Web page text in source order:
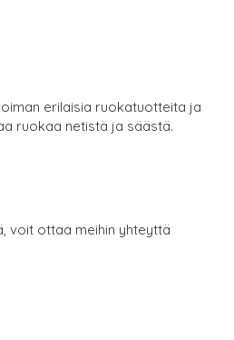
erilaisia ruokatuotteita ja
ruokaa netistä ja säästä.
voit ottaa meihin yhteyttä